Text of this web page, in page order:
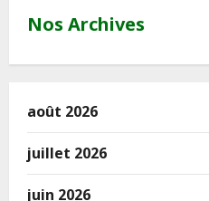
Nos Archives
août 2026
juillet 2026
juin 2026